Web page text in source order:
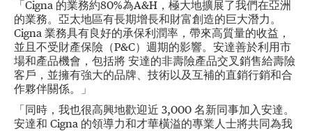
「Cigna 的業務約80%為A&H，極大地擴展了我們在亞洲
的業務。亞太地區有長期增長和財富創造的巨大潛力。
Cigna 業務具有良好的承保利潤率，帶來高質量的收益，
並且不受財產保險（P&C）週期的影響。安達善於利用市
場和產品機會，包括將 安達的非壽險產品交叉銷售給壽險
客戶，並擁有強大的品牌、技術以及互補的直銷行銷和合
作夥伴關係。」
「同時，我也很高興地歡迎近 3,000 名新同事加入安達。
安達和 Cigna 的領導力和才華橫溢的專業人士將共同為我